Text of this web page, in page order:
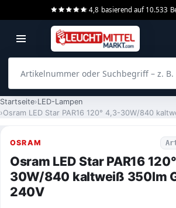
4,8 basierend auf 10.533
Startseite LED-Lampen
OSRAM
Osram LED Star PAR16
30W/840 kaltweiß 350lm
240V